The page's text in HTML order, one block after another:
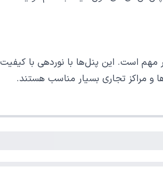
است. این پنل‌ها با نوردهی با
و مراکز تجاری بسیار مناسب هستند.